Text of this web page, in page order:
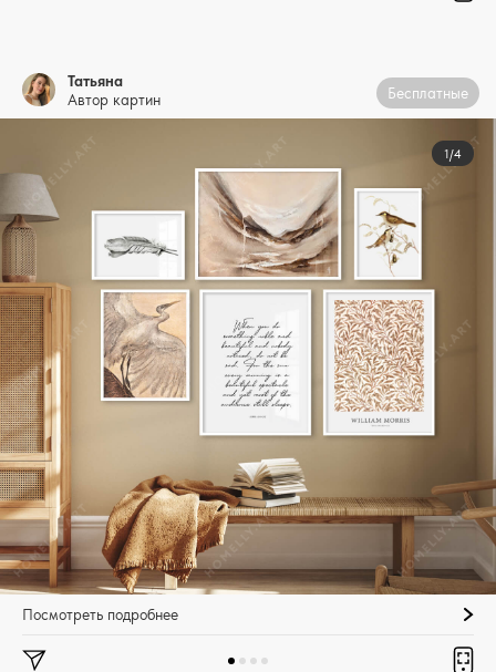
Татьяна
Автор картин
1/4
Бесплатные
Посмотреть подробнее